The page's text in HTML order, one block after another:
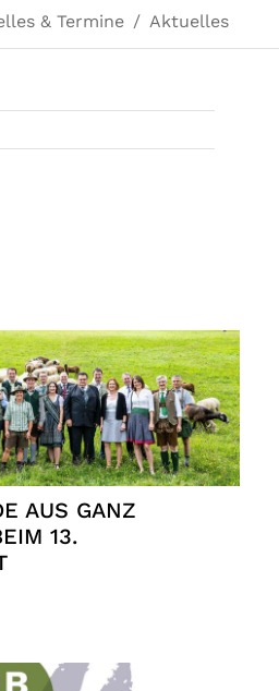
& Termine Aktuelles
AUS GANZ
13.